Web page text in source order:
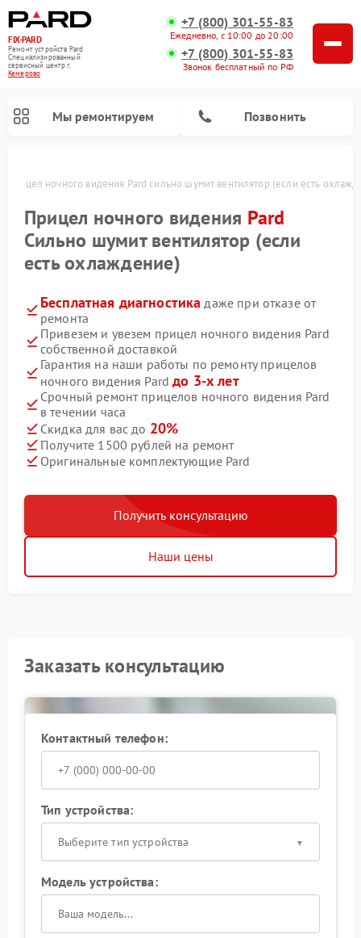
FIX-PARD
Ремонт устройств Pard
Специализированный
cервисный центр г.
Кемерово
+7 (800) 301-55-83
Ежедневно, с 10:00 до 20:00
+7 (800) 301-55-83
Звонок бесплатный по РФ
Мы ремонтируем Позвонить
Прицел ночного видения Pard сильно шумит вентилятор (если есть
Прицел ночного видения Pard
Сильно шумит вентилятор (если
есть охлаждение)
Бесплатная диагностика даже при отказе от
ремонта
Привезем и увезем прицел ночного видения Pard
собственной доставкой
Гарантия на наши работы по ремонту прицелов
ночного видения Pardдо 3-х лет
Срочный ремонт прицелов ночного видения Pard
в течении часа
Скидка для вас до 20%
Получите 1500 рублей на ремонт
Оригинальные комплектующие Pard
Получить консультацию
Наши цены
Заказать консультацию
Контактный телефон:
Тип устройства:
Выберите тип устройства
Модель устройства: